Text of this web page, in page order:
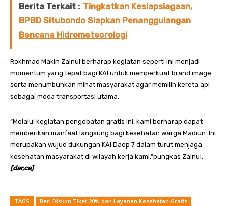
Berita Terkait : Tingkatkan Kesiapsiagaan,
BPBD Situbondo Siapkan Penanggulangan
Bencana Hidrometeorologi
Rokhmad Makin Zainul berharap kegiatan seperti ini menjadi
momentum yang tepat bagi KAI untuk memperkuat brand image
serta menumbuhkan minat masyarakat agar memilih kereta api
sebagai moda transportasi utama.
“Melalui kegiatan pengobatan gratis ini, kami berharap dapat
memberikan manfaat langsung bagi kesehatan warga Madiun. Ini
merupakan wujud dukungan KAI Daop 7 dalam turut menjaga
kesehatan masyarakat di wilayah kerja kami,”pungkas Zainul.
[dar,ca]
TAGS
Beri Diskon Tiket 20% dan Layanan Kesehatan Gratis